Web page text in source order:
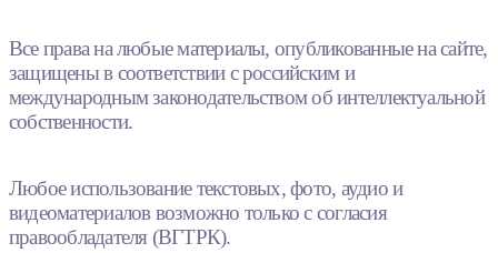
Все права на любые материалы, опубликованные на сайте,
защищены в соответствии с российским и
международным законодательством об интеллектуальной
собственности.
Любое использование текстовых, фото, аудио и
видеоматериалов возможно только с согласия
правообладателя (ВГТРК).